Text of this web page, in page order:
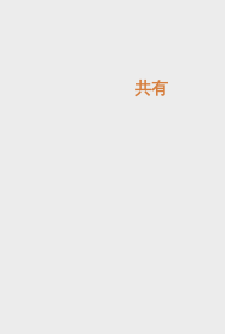
共有